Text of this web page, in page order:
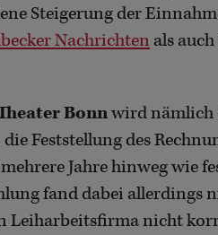
Steigerung der
Nachrichten als
Bonnwird nämlich
Feststellung des
Jahre hinweg wie
fand dabei allerdings
Leiharbeitsfirma nicht